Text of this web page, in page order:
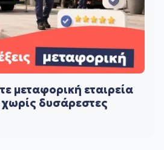
μεταφορική εταιρεία
χωρίς δυσάρεστες